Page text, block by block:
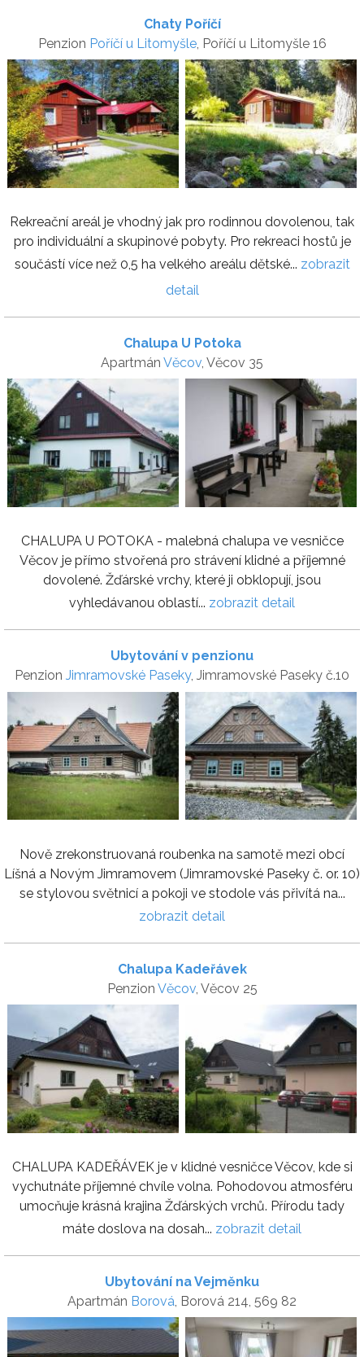
Chaty Poříčí
Penzion Poříčí u Litomyšle, Poříčí u Litomyšle 16
Rekreační areál je vhodný jak pro rodinnou dovolenou, tak
pro individuální a skupinové pobyty. Pro rekreaci hostů je
součástí více než 0,5 ha velkého areálu dětské... zobrazit
detail
Chalupa U Potoka
Apartmán Věcov, Věcov 35
CHALUPA U POTOKA - malebná chalupa ve vesničce
Věcov je přímo stvořená pro strávení klidné a příjemné
dovolené. Žďárské vrchy, které ji obklopují, jsou
vyhledávanou oblastí... zobrazit detail
Ubytování v penzionu
Penzion Jimramovské Paseky, Jimramovské Paseky č.10
Nově zrekonstruovaná roubenka na samotě mezi obcí
Líšná a Novým Jimramovem (Jimramovské Paseky č. or. 10)
se stylovou světnicí a pokoji ve stodole vás přivítá na...
zobrazit detail
Chalupa Kadeřávek
Penzion Věcov, Věcov 25
CHALUPA KADEŘÁVEK je v klidné vesničce Věcov, kde si
vychutnáte příjemné chvíle volna. Pohodovou atmosféru
umocňuje krásná krajina Žďárských vrchů. Přírodu tady
máte doslova na dosah... zobrazit detail
Ubytování na Vejměnku
Apartmán Borová, Borová 214, 569 82